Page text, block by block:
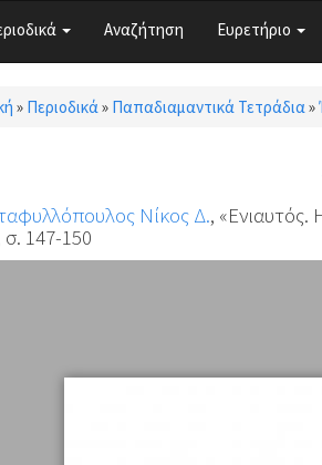
Αναζήτηση Ευρετήριο
εδώ
» Περιοδικά» Παπαδιαμαντικά Τετράδια»
Νίκος Δ., «Ενιαυτός.
σ. 147-150